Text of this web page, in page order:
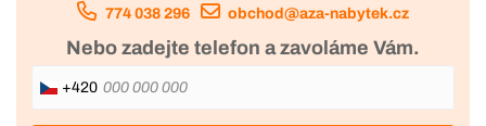
774 038 296 obchod@aza-nabytek.cz
Nebo zadejte telefon a zavoláme Vám.
+420